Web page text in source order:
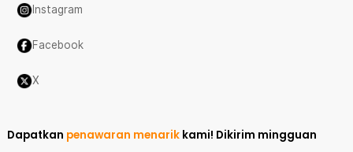
Instagram
Facebook
X
Dapatkan penawaran menarik kami! Dikirim mingguan